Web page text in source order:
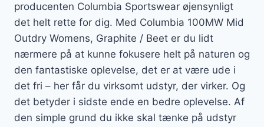
producenten Columbia Sportswear øjensynligt
det helt rette for dig. Med Columbia 100MW Mid
Outdry Womens, Graphite / Beet er du lidt
nærmere på at kunne fokusere helt på naturen og
den fantastiske oplevelse, det er at være ude i
det fri – her får du virksomt udstyr, der virker. Og
det betyder i sidste ende en bedre oplevelse. Af
den simple grund du ikke skal tænke på udstyr